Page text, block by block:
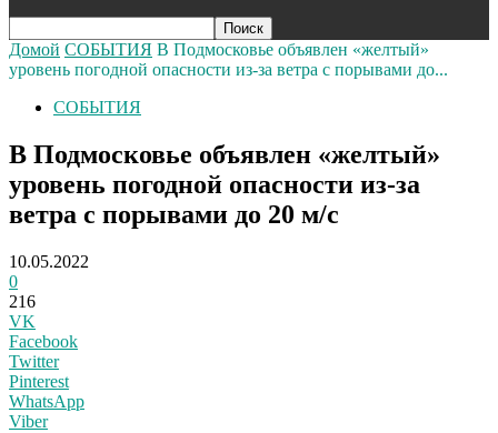
Домой СОБЫТИЯ В Подмосковье объявлен «желтый»
уровень погодной опасности из‑за ветра с порывами до...
СОБЫТИЯ
В Подмосковье объявлен «желтый»
уровень погодной опасности из‑за
ветра с порывами до 20 м/с
10.05.2022
0
216
VK
Facebook
Twitter
Pinterest
WhatsApp
Viber